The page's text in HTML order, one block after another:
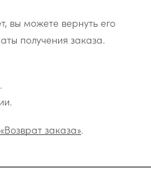
вы можете вернуть его
получения заказа.
«Возврат заказа».